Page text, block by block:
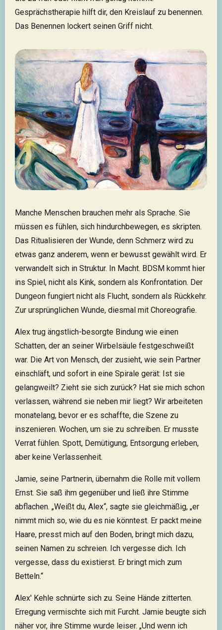
Gesprächstherapie hilft dir, den Kreislauf zu benennen.
Das Benennen lockert seinen Griff nicht.
Manche Menschen brauchen mehr als Sprache. Sie
müssen es fühlen, sich hindurchbewegen, es skripten.
Das Ritualisieren der Wunde, denn Schmerz wird zu
etwas ganz anderem, wenn er bewusst gewählt wird. Er
verwandelt sich in Struktur. In Macht. BDSM kommt hier
ins Spiel, nicht als Kink, sondern als Konfrontation. Der
Dungeon fungiert nicht als Flucht, sondern als Rückkehr.
Zur ursprünglichen Wunde, diesmal mit Choreografie.
Alex trug ängstlich-besorgte Bindung wie einen
Schatten, der an seiner Wirbelsäule festgeschweißt
war. Die Art von Mensch, der zusieht, wie sein Partner
einschläft, und sofort in eine Spirale gerät: Ist sie
gelangweilt? Zieht sie sich zurück? Hat sie mich schon
verlassen, während sie neben mir liegt? Wir arbeiteten
monatelang, bevor er es schaffte, die Szene zu
inszenieren. Wochen, um sie zu schreiben. Er musste
Verrat fühlen. Spott, Demütigung, Entsorgung erleben,
aber keine Verlassenheit.
Jamie, seine Partnerin, übernahm die Rolle mit vollem
Ernst. Sie saß ihm gegenüber und ließ ihre Stimme
abflachen. „Weißt du, Alex“, sagte sie gleichmäßig, „er
nimmt mich so, wie du es nie könntest. Er packt meine
Haare, presst mich auf den Boden, bringt mich dazu,
seinen Namen zu schreien. Ich vergesse dich. Ich
vergesse, dass du existierst. Er bringt mich zum
Betteln.“
Alex' Kehle schnürte sich zu. Seine Hände zitterten.
Erregung vermischte sich mit Furcht. Jamie beugte sich
näher vor, ihre Stimme wurde leiser. „Und wenn ich